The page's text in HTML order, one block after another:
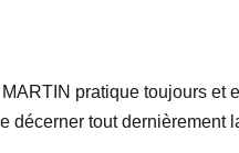
pratique toujours
décerner tout